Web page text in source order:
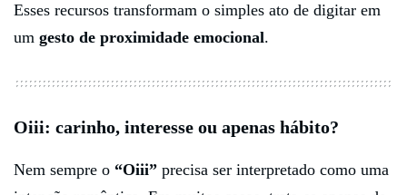
Esses recursos transformam o simples ato de digitar em
um gesto de proximidade emocional.
Oiii: carinho, interesse ou apenas hábito?
Nem sempre o “Oiii” precisa ser interpretado como uma